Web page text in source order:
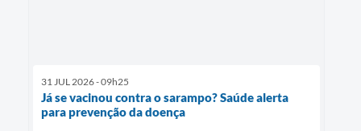
31 JUL 2026 - 09h25
Já se vacinou contra o sarampo? Saúde alerta
para prevenção da doença